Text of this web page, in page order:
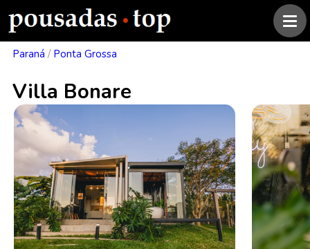
Paraná / Ponta Grossa
Villa Bonare